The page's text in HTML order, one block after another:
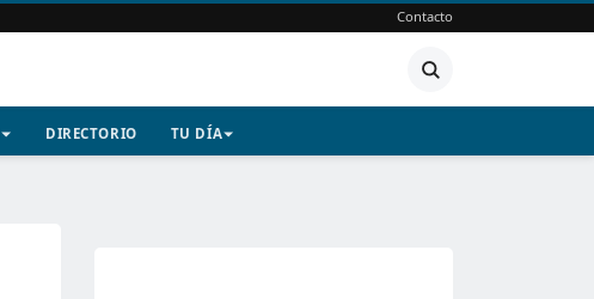
Contacto
DIRECTORIO TU DÍA